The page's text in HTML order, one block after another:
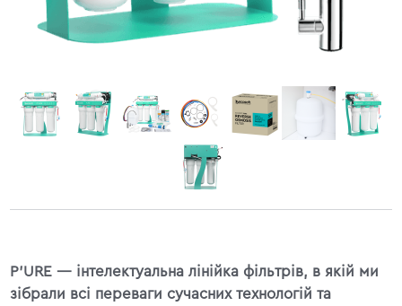
P'URE — інтелектуальна лінійка фільтрів, в якій ми
зібрали всі переваги сучасних технологій та